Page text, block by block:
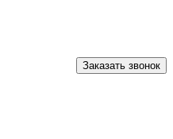
Заказать звонок